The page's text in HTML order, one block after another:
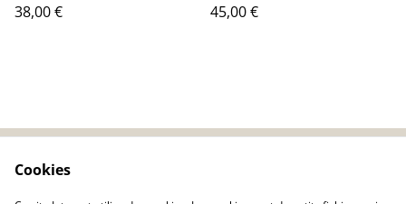
38,00 €
45,00 €
Politique de
Cookies
Cookies